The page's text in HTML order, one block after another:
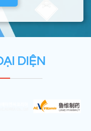
DIỆN